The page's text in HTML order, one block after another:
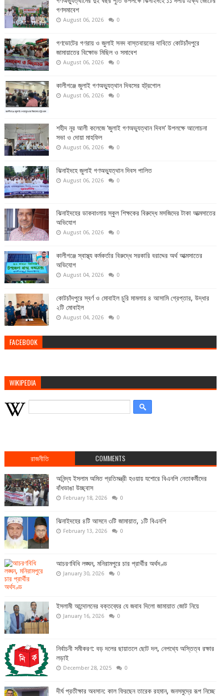
গণসমাবেশ
August 06, 2026 0
গণভোটের গণরায় ও জুলাই সনদ বাস্তবায়নের দাবিতে কোটচাঁদপুরে
জামায়াতের বিক্ষোভ মিছিল ও সমাবেশ
August 06, 2026 0
কালীগঞ্জে জুলাই গণঅভ্যুত্থান দিবসের হট্রগোল
August 06, 2026 0
শহীদ নূর আলী কলেজে ‘জুলাই গণঅভ্যুত্থান দিবস’ উপলক্ষে আলোচনা
সভা ও দোয়া মাহফিল
August 06, 2026 0
ঝিনাইদহে জুলাই গণঅভ্যুত্থান দিবস পালিত
August 06, 2026 0
ঝিনাইদহের ডাকবাংলায় স্কুল শিক্ষকের বিরুদ্ধে মসজিদের টাকা আত্মসাতের
অভিযোগ
August 06, 2026 0
কালীগঞ্জে স্বাস্থ্য কর্মকর্তার বিরুদ্ধে সরকারি বরাদ্দের অর্থ আত্মসাতের
অভিযোগ
August 04, 2026 0
কোটচাঁদপুরে স্বর্ণ ও মোবাইল চুরি মামলায় ৪ আসামি গ্রেপ্তার, উদ্ধার
২টি মোবাইল
August 04, 2026 0
FACEBOOK
WIKIPEDIA
রাজনীতি COMMENTS
অনিন্দ্য ইসলাম অমিত প্রতিমন্ত্রী হওয়ায় যশোরে বিএনপি নেতাকর্মীদের
বাঁধভাঙা উচ্ছ্বাস
February 18, 2026 0
ঝিনাইদহের ৪টি আসনে ৩টি জামায়াত, ১টি বিএনপি
February 13, 2026 0
আচরণবিধি লঙ্ঘন, মনিরামপুরে চার প্রার্থীর অর্থদণ্ড
January 30, 2026 0
ইসলামী আন্দোলনের বক্তব্যের যে জবাব দিলো জামায়াত জোট নিয়ে
January 16, 2026 0
নির্বাচনী সমীকরণ: বড় দলের ছায়াতলে ছোট দল, নেপথ্যে অস্তিত্ব রক্ষার
লড়াই
December 28, 2025 0
দীর্ঘ প্রতীক্ষার অবসান: কাল ফিরছেন তারেক রহমান, জনসমুদ্রে রূপ নিচ্ছে